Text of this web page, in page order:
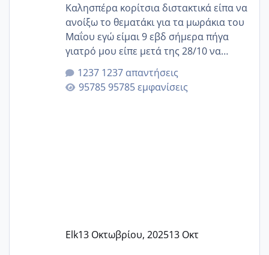
Καλησπέρα κορίτσια διστακτικά είπα να
ανοίξω το θεματάκι για τα μωράκια του
Μαΐου εγώ είμαι 9 εβδ σήμερα πήγα
γιατρό μου είπε μετά της 28/10 να
κλείσω ραντεβού για την αυχενική είναι
καμιά άλλη κοπέλα να γεννάει Μάιο ;;
1237 απαντήσεις
95785 εμφανίσεις
Elk13 Οκτωβρίου, 202513 Οκτ